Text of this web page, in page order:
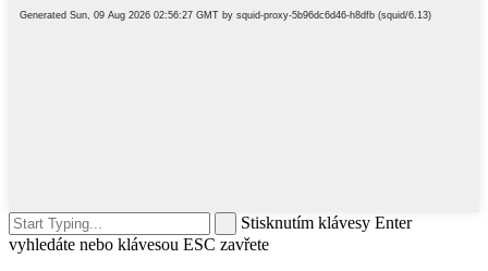
Stisknutím klávesy Enter
vyhledáte nebo klávesou ESC zavřete